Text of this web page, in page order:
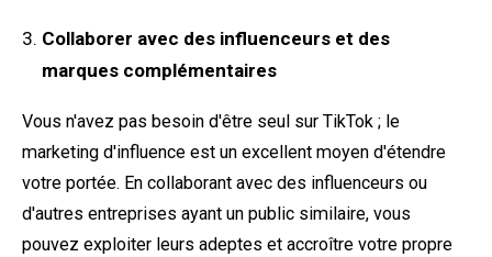
Collaborer avec des influenceurs et des
marques complémentaires
Vous n'avez pas besoin d'être seul sur TikTok ; le
marketing d'influence est un excellent moyen d'étendre
votre portée. En collaborant avec des influenceurs ou
d'autres entreprises ayant un public similaire, vous
pouvez exploiter leurs adeptes et accroître votre propre